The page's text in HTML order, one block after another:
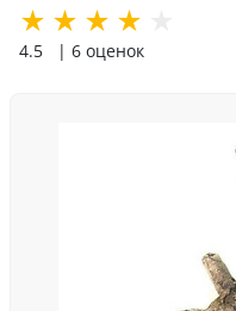
4.5 | 6 оценок